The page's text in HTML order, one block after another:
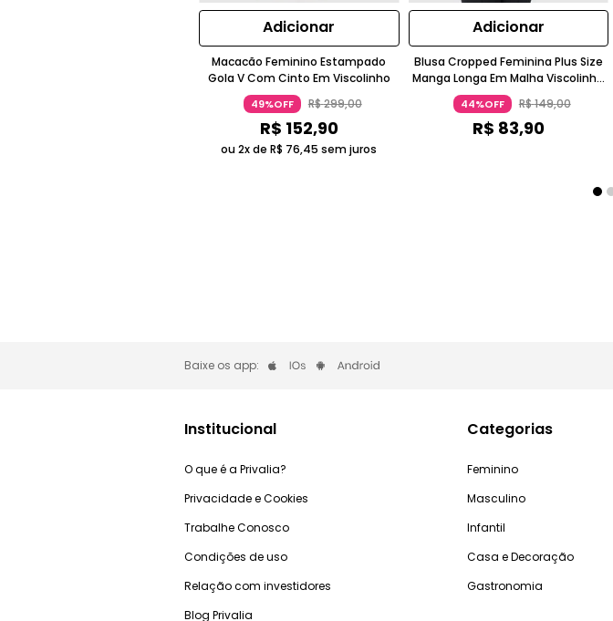
Adicionar
Macacão Feminino Estampado
Gola V Com Cinto Em Viscolinho
49%OFF R$299,00
R$ 152,90
ou 2x deR$ 76,45 sem juros
Adicionar
Blusa Cropped Feminina Plus Size
Manga Longa Em Malha Viscolinho
Stretch
44%OFF R$149,00
R$ 83,90
Baixe os app:
Institucional
O que é a Privalia?
Privacidade e Cookies
Trabalhe Conosco
Condições de uso
Relação com investidores
Blog Privalia
Categorias
Feminino
Masculino
Infantil
Casa e Decoração
Gastronomia